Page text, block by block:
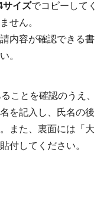
サイズでコピーしてく
せん。
内容が確認できる書
。
ことを確認のうえ、
を記入し、氏名の後
また、裏面には「大
付してください。